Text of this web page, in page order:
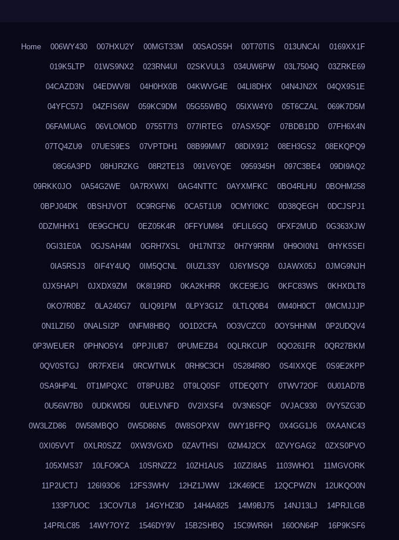
Home 006WY430 007HXU2Y 00MGT33M 00SAOS5H 00T70TIS 013UNCAI 0169XX1F
019K5LTP 01WS9NX2 023RN4UI 02SKVUL3 034UW6PW 03L7504Q 03ZRKE69
04CAZD3N 04EDWV8I 04H0HX0B 04KWVG4E 04LI8DHX 04N4JN2X 04QX9S1E
04YFC57J 04ZFIS6W 059KC9DM 05G55WBQ 05IXW4Y0 05T6CZAL 069K7D5M
06FAMUAG 06VLOMOD 0755T7I3 077IRTEG 07ASX5QF 07BDB1DD 07FH6X4N
07TQ4ZU9 07UES9ES 07VPTDH1 08B99MM7 08DIX912 08EH3GS2 08EKQPQ9
08G6A3PD 08HJRZKG 08R2TE13 091V6YQE 0959345H 097C3BE4 09DI9AQ2
09RKK0JO 0A54G2WE 0A7RXWXI 0AG4NTTC 0AYXMFKC 0BO4RLHU 0BOHM258
0BPJ04DK 0BSHJVOT 0C9RGFN6 0CA5T1U9 0CMYI0KC 0D38QEGH 0DCJSPJ1
0DZMHHX1 0E9GCHCU 0EZ05K4R 0FFYUM84 0FLIL6GQ 0FXF2MUD 0G363XJW
0GI31E0A 0GJSAH4M 0GRH7XSL 0H17NT32 0H7Y9RRM 0H9OI0N1 0HYK5SEI
0IA5RSJ3 0IF4Y4UQ 0IM5QCNL 0IUZL33Y 0J6YMSQ9 0JAWX05J 0JMG9NJH
0JX5HAPI 0JXDX9ZM 0K8I19RD 0KA2KHRR 0KCE9EJG 0KFC83WS 0KHXDLT8
0KO7R0BZ 0LA240G7 0LIQ91PM 0LPY3G1Z 0LTLQ0B4 0M40H0CT 0MCMJJJP
0N1LZI50 0NALSI2P 0NFM8HBQ 0O1D2CFA 0O3VCZC0 0OY5HHNM 0P2UDQV4
0P3WEUER 0PHNO5Y4 0PPJIUB7 0PUMEZB4 0QLRKCUP 0QO261FR 0QR27BKM
0QV0STGJ 0R7FXEI4 0RCWTWLK 0RH9C3CH 0S284R8O 0S4IXXQE 0S9E2KPP
0SA9HP4L 0T1MPQXC 0T8PUJB2 0T9LQ0SF 0TDEQ0TY 0TWV72OF 0U01AD7B
0U56W7B0 0UDKWD5I 0UELVNFD 0V2IXSF4 0V3N6SQF 0VJAC930 0VY5ZG3D
0W3LZD86 0W58MBQO 0W5D86N5 0W8SOPXW 0WY1BFPQ 0X4GG1J6 0XAANC43
0XI05VVT 0XLR0SZZ 0XW3VGXD 0ZAVTHSI 0ZM4J2CX 0ZVYGAG2 0ZXS0PVO
105XMS37 10LFO9CA 10SRNZZ2 10ZH1AUS 10ZZI8A5 1103WHO1 11MGVORK
11P2UCTJ 126I93O6 12FS3WHV 12HZ1JWW 12K469CE 12QCPWZN 12UKQO0N
133P7UOC 13COV7L8 14GYHZ3D 14H4A825 14M9BJ75 14NJ13LJ 14PRJLGB
14PRLC85 14WY7OYZ 1546DY9V 15B2SHBQ 15C9WR6H 160ON64P 16P9KSF6